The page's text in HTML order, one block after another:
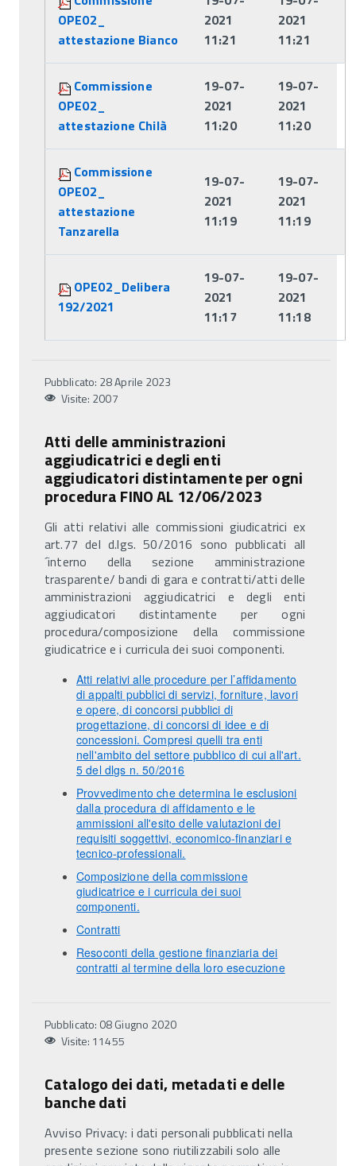
OPE02_
attestazione Bianco
2021
11:21
2021
11:21
Commissione
OPE02_
attestazione Chilà
19-07-
2021
11:20
19-07-
2021
11:20
Commissione
OPE02_
attestazione
Tanzarella
19-07-
2021
11:19
19-07-
2021
11:19
OPE02_Delibera
192/2021
19-07-
2021
11:17
19-07-
2021
11:18
Pubblicato: 28 Aprile 2023
Visite: 2007
Atti delle amministrazioni
aggiudicatrici e degli enti
aggiudicatori distintamente per ogni
procedura FINO AL 12/06/2023
Gli atti relativi alle commissioni giudicatrici ex
art.77 del d.lgs. 50/2016 sono pubblicati all
´interno della sezione amministrazione
trasparente/ bandi di gara e contratti/atti delle
amministrazioni aggiudicatrici e degli enti
aggiudicatori distintamente per ogni
procedura/composizione della commissione
giudicatrice e i curricula dei suoi componenti.
Atti relativi alle procedure per l’affidamento
di appalti pubblici di servizi, forniture, lavori
e opere, di concorsi pubblici di
progettazione, di concorsi di idee e di
concessioni. Compresi quelli tra enti
nell'ambito del settore pubblico di cui all'art.
5 del dlgs n. 50/2016
Provvedimento che determina le esclusioni
dalla procedura di affidamento e le
ammissioni all'esito delle valutazioni dei
requisiti soggettivi, economico-finanziari e
tecnico-professionali.
Composizione della commissione
giudicatrice e i curricula dei suoi
componenti.
Contratti
Resoconti della gestione finanziaria dei
contratti al termine della loro esecuzione
Pubblicato: 08 Giugno 2020
Visite: 11455
Catalogo dei dati, metadati e delle
banche dati
Avviso Privacy: i dati personali pubblicati nella
presente sezione sono riutilizzabili solo alle